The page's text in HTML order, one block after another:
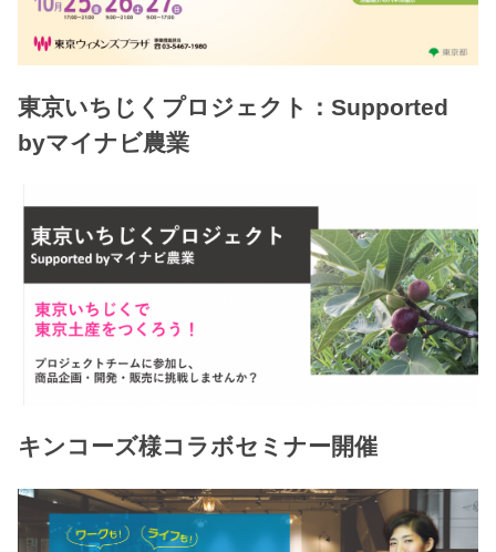
東京いちじくプロジェクト：Supported
byマイナビ農業
キンコーズ様コラボセミナー開催